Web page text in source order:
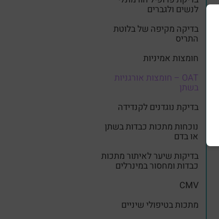
לנשים ולגברים
בדיקה מקיפה של בלוטת
התריס
חומצות אמיניות
OAT – חומצות אורגניות
בשתן
בדיקת נוגדנים לקנדידה
נוכחות מתכות כבדות בשתן
או בדם
בדיקות שיער לאיתור מתכות
כבדות ומחסור במינרלים
CMV
מתכות בטיפולי שיניים